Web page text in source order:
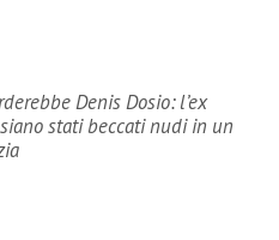
Denis Dosio: l’ex
stati beccati nudi in un